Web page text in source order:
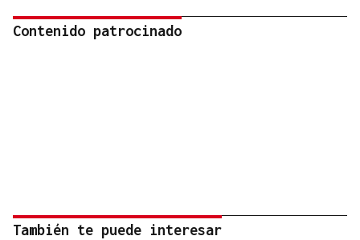
Contenido patrocinado
También te puede interesar